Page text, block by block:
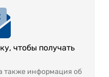
чтобы получать
также информация об